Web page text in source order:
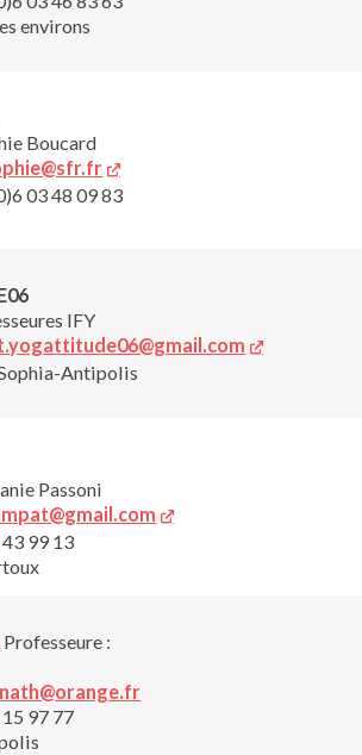
environs
Boucard
03 48 09 83
IFY
Antipolis
Passoni
99 13
Professeure :
97 77